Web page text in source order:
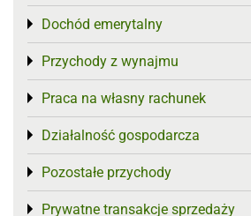
Dochód emerytalny
Toggle menu
Przychody z wynajmu
Toggle menu
Praca na własny rachunek
Toggle menu
Działalność gospodarcza
Toggle menu
Pozostałe przychody
Toggle menu
Prywatne transakcje sprzedaży
Toggle menu